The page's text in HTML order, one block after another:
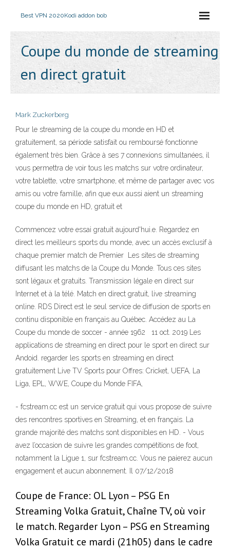
Best VPN 2020Kodi addon bob
Coupe du monde de streaming
en direct gratuit
Mark Zuckerberg
Pour le streaming de la coupe du monde en HD et
gratuitement, sa période satisfait ou remboursé fonctionne
également très bien. Grâce à ses 7 connexions simultanées, il
vous permettra de voir tous les matchs sur votre ordinateur,
votre tablette, votre smartphone, et même de partager avec vos
amis ou votre famille, afin que eux aussi aient un streaming
coupe du monde en HD, gratuit et
Commencez votre essai gratuit aujourd'hui.e. Regardez en
direct les meilleurs sports du monde, avec un accès exclusif à
chaque premier match de Premier Les sites de streaming
diffusant les matchs de la Coupe du Monde. Tous ces sites
sont légaux et gratuits. Transmission légale en direct sur
Internet et à la télé. Match en direct gratuit, live streaming
online. RDS Direct est le seul service de diffusion de sports en
continu disponible en français au Québec. Accédez au La
Coupe du monde de soccer - année 1962 11 oct. 2019 Les
applications de streaming en direct pour le sport en direct sur
Andoid. regarder les sports en streaming en direct
gratuitement Live TV Sports pour Offres: Cricket, UEFA, La
Liga, EPL, WWE, Coupe du Monde FIFA,
- fcstream.cc est un service gratuit qui vous propose de suivre
des rencontres sportives en Streaming, et en français. La
grande majorité des matchs sont disponibles en HD. - Vous
avez l’occasion de suivre les grandes compétitions de foot,
notamment la Ligue 1, sur fcstream.cc. Vous ne paierez aucun
engagement et aucun abonnement. Il 07/12/2018
Coupe de France: OL Lyon – PSG En
Streaming Volka Gratuit, Chaîne TV, où voir
le match. Regarder Lyon – PSG en Streaming
Volka Gratuit ce mardi (21h05) dans le cadre